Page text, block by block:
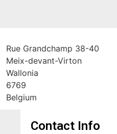
Rue Grandchamp 38-40
Meix-devant-Virton
Wallonia
6769
Belgium
Contact Info